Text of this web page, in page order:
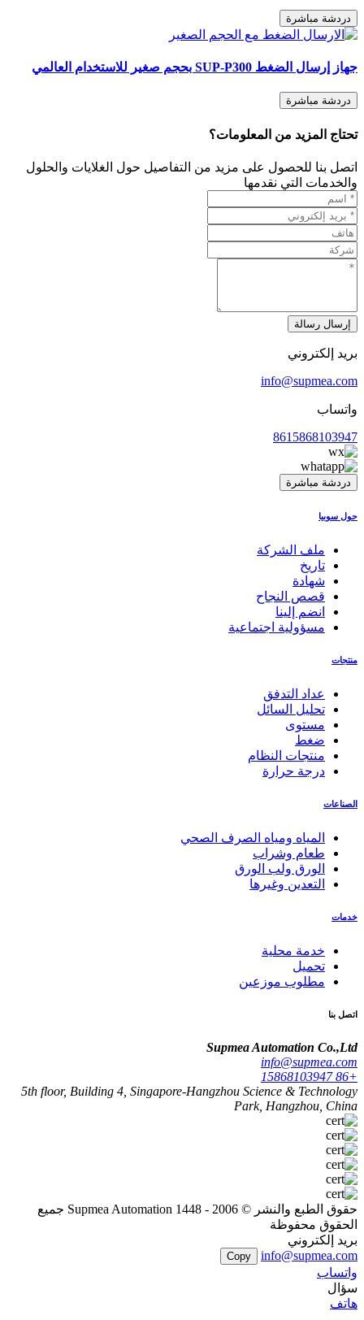
دردشة مباشرة
جهاز إرسال الضغط SUP-P300 بحجم صغير للاستخدام العالمي
دردشة مباشرة
تحتاج المزيد من المعلومات؟
اتصل بنا للحصول على مزيد من التفاصيل حول الغلايات والحلول
والخدمات التي نقدمها
إرسال رسالة
بريد إلكتروني
info@supmea.com
واتساب
8615868103947
دردشة مباشرة
حول سوبيا
ملف الشركة
تاريخ
شهادة
قصص النجاح
انضم إلينا
مسؤولية اجتماعية
منتجات
عداد التدفق
تحليل السائل
مستوى
ضغط
منتجات النظام
درجة حرارة
الصناعات
المياه ومياه الصرف الصحي
طعام وشراب
الورق ولب الورق
التعدين وغيرها
خدمات
خدمة محلية
تحميل
مطلوب موزعين
اتصل بنا
Supmea Automation Co.,Ltd
info@supmea.com
+86 15868103947
5th floor, Building 4, Singapore-Hangzhou Science & Technology
Park, Hangzhou, China
حقوق الطبع والنشر © 2006 - 1448 Supmea Automation جميع
الحقوق محفوظة
بريد إلكتروني
info@supmea.com
Copy
واتساب
سؤال
هاتف